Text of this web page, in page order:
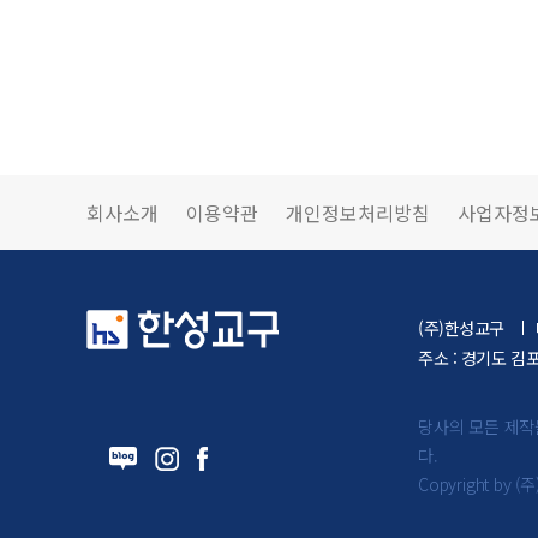
회사소개 이용약관 개인정보처리방침 사업자정
(주)한성교구
주소 : 경기도 김
당사의 모든 제
다.
Copyright by (